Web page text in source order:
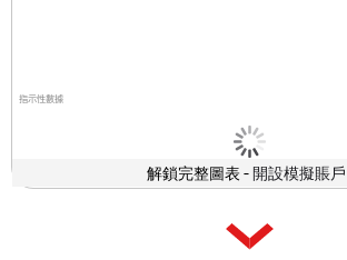
指示性數據
解鎖完整圖表 -